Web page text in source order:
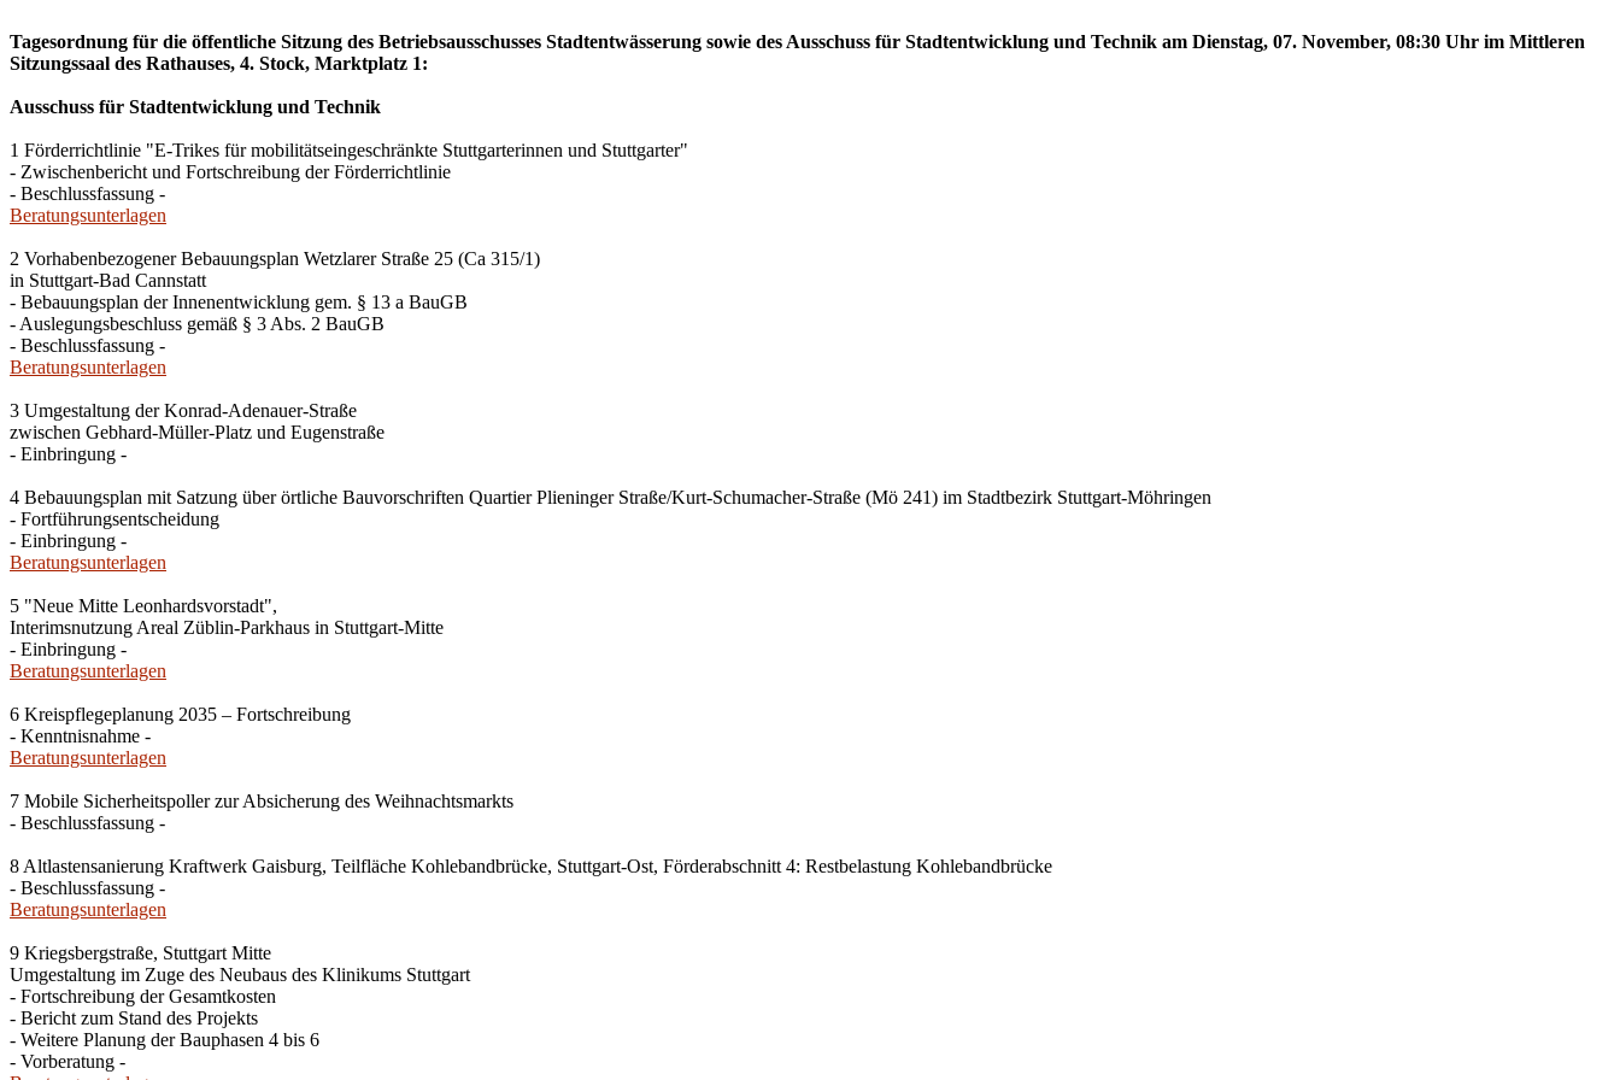
Tagesordnung für die öffentliche Sitzung des Betriebsausschusses Stadtentwässerung sowie des Ausschuss für Stadtentwicklung und Technik am Dienstag, 07. November, 08:30 Uhr im Mittleren
Sitzungssaal des Rathauses, 4. Stock, Marktplatz 1:
Ausschuss für Stadtentwicklung und Technik
1 Förderrichtlinie "E-Trikes für mobilitätseingeschränkte Stuttgarterinnen und Stuttgarter"
- Zwischenbericht und Fortschreibung der Förderrichtlinie
- Beschlussfassung -
Beratungsunterlagen
2 Vorhabenbezogener Bebauungsplan Wetzlarer Straße 25 (Ca 315/1)
in Stuttgart-Bad Cannstatt
- Bebauungsplan der Innenentwicklung gem. § 13 a BauGB
- Auslegungsbeschluss gemäß § 3 Abs. 2 BauGB
- Beschlussfassung -
Beratungsunterlagen
3 Umgestaltung der Konrad-Adenauer-Straße
zwischen Gebhard-Müller-Platz und Eugenstraße
- Einbringung -
4 Bebauungsplan mit Satzung über örtliche Bauvorschriften Quartier Plieninger Straße/Kurt-Schumacher-Straße (Mö 241) im Stadtbezirk Stuttgart-Möhringen
- Fortführungsentscheidung
- Einbringung -
Beratungsunterlagen
5 "Neue Mitte Leonhardsvorstadt",
Interimsnutzung Areal Züblin-Parkhaus in Stuttgart-Mitte
- Einbringung -
Beratungsunterlagen
6 Kreispflegeplanung 2035 – Fortschreibung
- Kenntnisnahme -
Beratungsunterlagen
7 Mobile Sicherheitspoller zur Absicherung des Weihnachtsmarkts
- Beschlussfassung -
8 Altlastensanierung Kraftwerk Gaisburg, Teilfläche Kohlebandbrücke, Stuttgart-Ost, Förderabschnitt 4: Restbelastung Kohlebandbrücke
- Beschlussfassung -
Beratungsunterlagen
9 Kriegsbergstraße, Stuttgart Mitte
Umgestaltung im Zuge des Neubaus des Klinikums Stuttgart
- Fortschreibung der Gesamtkosten
- Bericht zum Stand des Projekts
- Weitere Planung der Bauphasen 4 bis 6
- Vorberatung -